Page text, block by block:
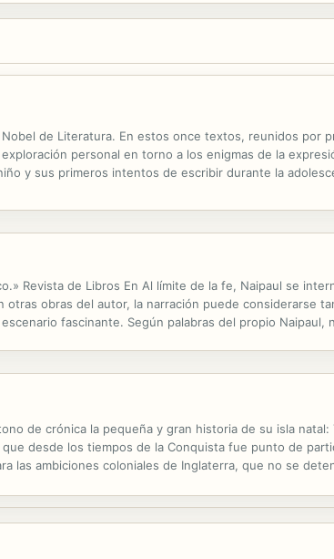
de Literatura. En estos once textos, reunidos por
personal en torno a los enigmas de la
y sus primeros intentos de escribir durante la
Revista de Libros En Al límite de la fe, Naipaul se
otras obras del autor, la narración puede considerarse
fascinante. Según palabras del propio
de crónica la pequeña y gran historia de su isla
desde los tiempos de la Conquista fue punto de
las ambiciones coloniales de Inglaterra, que no se